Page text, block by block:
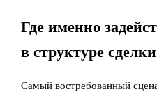
Где именно
в структуре сделки
Самый востребованный